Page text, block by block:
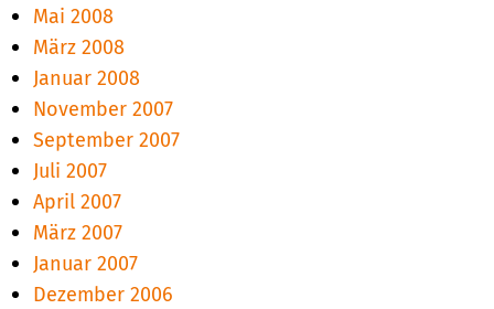
Mai 2008
März 2008
Januar 2008
November 2007
September 2007
Juli 2007
April 2007
März 2007
Januar 2007
Dezember 2006